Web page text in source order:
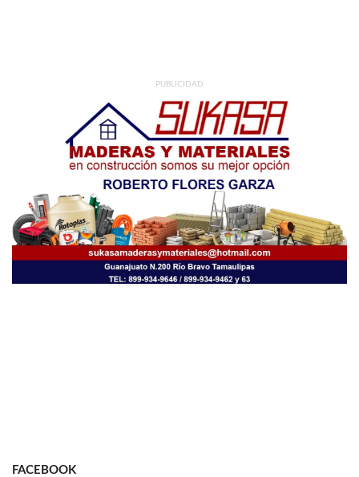
PUBLICIDAD
FACEBOOK